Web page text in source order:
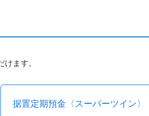
ます。
据置定期預金〈スーパーツイン〉